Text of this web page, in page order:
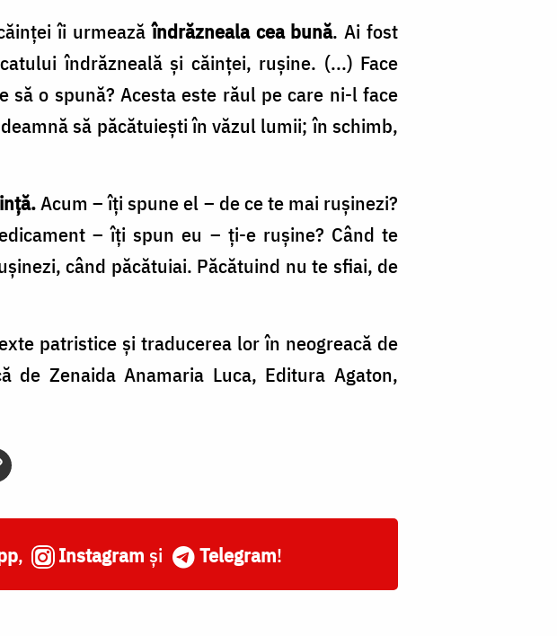
îi urmeazăîndrăzneala cea bună. Ai fost
îndrăzneală şi căinţei, ruşine. (...) Face
să o spună? Acesta este răul pe care ni-l face
să păcătuieşti în văzul lumii; în schimb,
Acum – îţi spune el – de ce te mai ruşinezi?
– îţi spun eu – ţi-e ruşine? Când te
când păcătuiai. Păcătuind nu te sfiai, de
patristice și traducerea lor în neogreacă de
de Zenaida Anamaria Luca, Editura Agaton,
, Instagram și Telegram!